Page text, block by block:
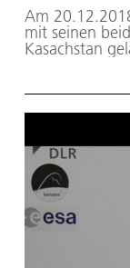
Am
mit seinen
Kasachstan